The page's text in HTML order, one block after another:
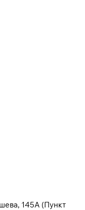
145А (Пункт